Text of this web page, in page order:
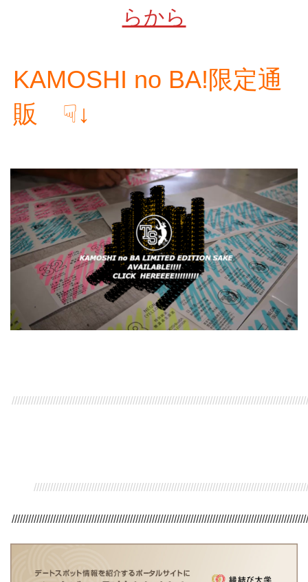
らから
KAMOSHI no BA!限定通
販 ☟↓